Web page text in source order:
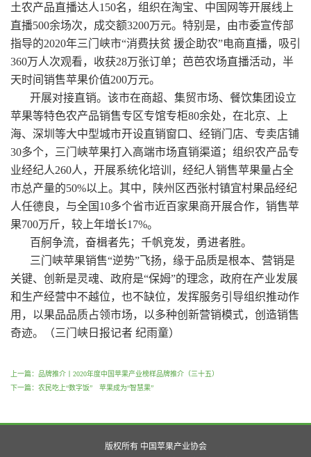
土农产品直播达人150名，组织在淘宝、中国网等开展线上
直播500余场次，成交额3200万元。特别是，由市委宣传部
指导的2020年三门峡市“消费扶贫 援企助农”电商直播，吸引
360万人次观看，收获28万张订单；芭芭农场直播活动，半
天时间销售苹果价值200万元。
开展对接直销。该市在商超、集贸市场、餐饮集团设立
苹果等特色农产品销售专区专馆专柜80余处，在北京、上
海、深圳等大中型城市开设直销窗口、经销门店、专卖店铺
30多个，三门峡苹果打入高端市场直销渠道；组织农产品专
业经纪人260人，开展系统化培训，经纪人销售苹果量占全
市总产量的50%以上。其中，陕州区西张村镇宜村果品经纪
人任德良，与全国10多个省市近百家果商开展合作，销售苹
果700万斤，较上年增长17%。
百舸争流，奋楫者先；千帆竞发，勇进者胜。
三门峡苹果销售“逆势”飞扬，缘于品质是根本、营销是
关键、创新是灵魂、政府是“保姆”的理念，政府在产业发展
和生产经营中不越位，也不缺位，发挥服务引导组织推动作
用，以果品品质占领市场，以多种创新营销模式，创造销售
奇迹。（三门峡日报记者 纪雨童）
上一篇：品牌推介丨2020年度中国苹果产业榜样品牌推介（三十五）
下一篇：农民吃上“数字饭” 苹果成为“智慧果”
版权所有 中国苹果产业协会